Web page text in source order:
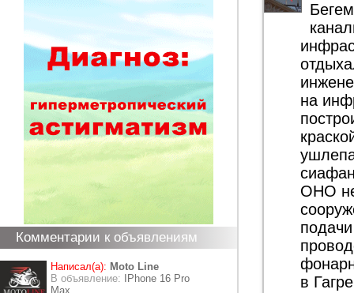
Комментарии к объявлениям
Написал(а): Moto Line
В объявление:
IPhone 16 Pro
Max
на
ОНО не
в